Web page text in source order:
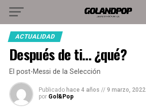
ACTUALIDAD
Después de ti… ¿qué?
El post-Messi de la Selección
Publicado hace 4 años // 9 marzo, 2022
por Gol&Pop